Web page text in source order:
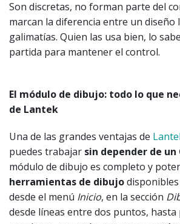
Son discretas, no forman parte del
marcan la diferencia entre un diseño
galimatías. Quien las usa bien, lo
partida para mantener el control.
El módulo de dibujo: todo lo que
de Lantek
Una de las grandes ventajas de
puedes trabajar sin depender de un
módulo de dibujo es completo y
herramientas de dibujo
desde el menú Inicio, en la sección
desde líneas entre dos puntos,